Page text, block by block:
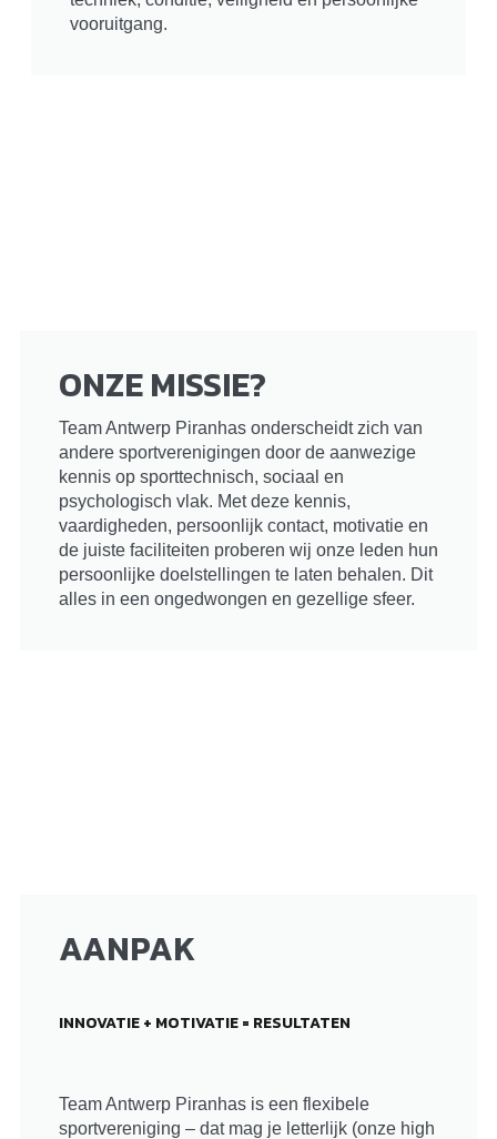
vooruitgang.
ONZE MISSIE?
Team Antwerp Piranhas onderscheidt zich van
andere sportverenigingen door de aanwezige
kennis op sporttechnisch, sociaal en
psychologisch vlak. Met deze kennis,
vaardigheden, persoonlijk contact, motivatie en
de juiste faciliteiten proberen wij onze leden hun
persoonlijke doelstellingen te laten behalen. Dit
alles in een ongedwongen en gezellige sfeer.
AANPAK
INNOVATIE + MOTIVATIE = RESULTATEN
Team Antwerp Piranhas is een flexibele
sportvereniging – dat mag je letterlijk (onze high